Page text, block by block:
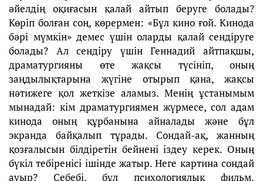
әйелдің оқиғасын қалай айтып беруге болады?
Көріп болған соң, көрермен: «Бұл кино ғой. Кинода
бәрі мүмкін» демес үшін оларды қалай сендіруге
болады? Ал сендіру үшін Геннадий айтпақшы,
драматургияны өте жақсы түсініп, оның
заңдылықтарына жүгіне отырып қана, жақсы
нәтижеге қол жеткізе аламыз. Менің ұстанымым
мынадай: кім драматургиямен жүрмесе, сол адам
кинода оның құрбанына айналады және бұл
экранда байқалып тұрады. Сондай-ақ, жанның
қозғалысын білдіретін бейнені іздеу керек. Оның
бүкіл тебіренісі ішінде жатыр. Неге картина сондай
ауыр? Себебі, бұл психологиялық фильм.